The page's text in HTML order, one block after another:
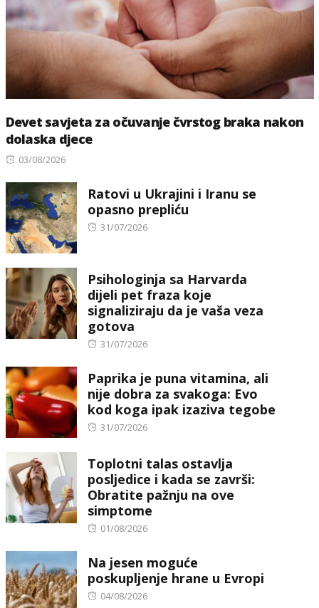
Devet savjeta za očuvanje čvrstog braka nakon
dolaska djece
Posted
03/08/2026
Ratovi u Ukrajini i Iranu se
opasno prepliću
Posted
31/07/2026
Psihologinja sa Harvarda
dijeli pet fraza koje
signaliziraju da je vaša veza
gotova
Posted
31/07/2026
Paprika je puna vitamina, ali
nije dobra za svakoga: Evo
kod koga ipak izaziva tegobe
Posted
31/07/2026
Toplotni talas ostavlja
posljedice i kada se završi:
Obratite pažnju na ove
simptome
Posted
01/08/2026
Na jesen moguće
poskupljenje hrane u Evropi
Posted
04/08/2026